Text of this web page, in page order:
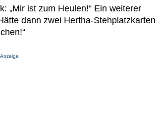
„Mir ist zum Heulen!“ Ein weiterer
dann zwei Hertha-Stehplatzkarten
Anzeige